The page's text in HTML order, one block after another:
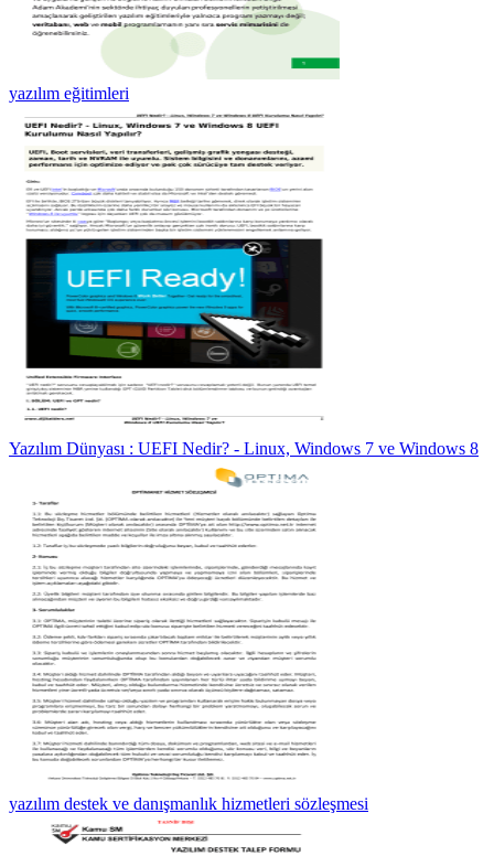
yazılım eğitimleri
Yazılım Dünyası : UEFI Nedir? - Linux, Windows 7 ve Windows 8
yazılım destek ve danışmanlık hizmetleri sözleşmesi